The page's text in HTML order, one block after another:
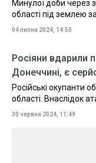
Минулої доби через
області під землею
04 липня 2024, 14:50
Росіяни вдарили
Донеччині, є
Російські окупанти
області. Внаслідок
30 червня 2024, 11:49